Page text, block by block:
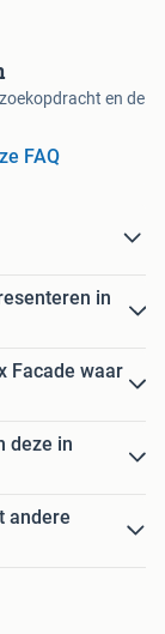
en de
FAQ
in
Facade waar
deze in
andere